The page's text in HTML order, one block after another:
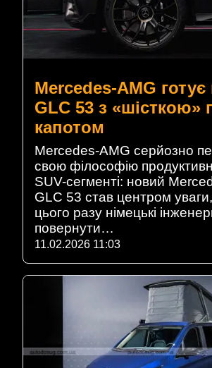
Mercedes-AMG
GLC 53 з «шісткою»
капотом
Mercedes-AMG серйозно
свою філософію
SUV-сегменті: новий
GLC 53 став центром
цього разу німецькі
повернути…
11.02.2026 11:03